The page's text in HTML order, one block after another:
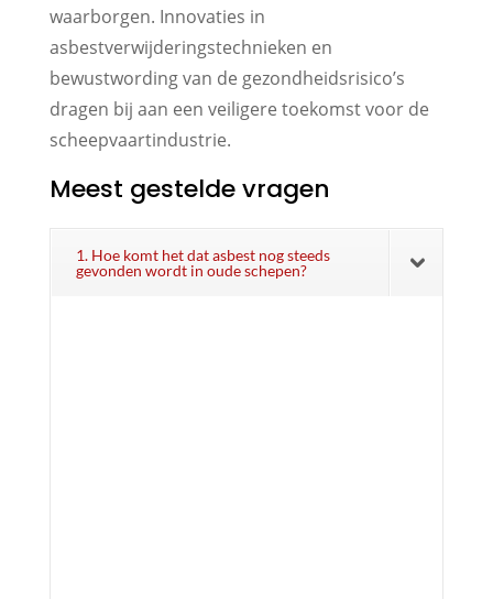
waarborgen. Innovaties in
asbestverwijderingstechnieken en
bewustwording van de gezondheidsrisico’s
dragen bij aan een veiligere toekomst voor de
scheepvaartindustrie.
Meest gestelde vragen
1. Hoe komt het dat asbest nog steeds
gevonden wordt in oude schepen?